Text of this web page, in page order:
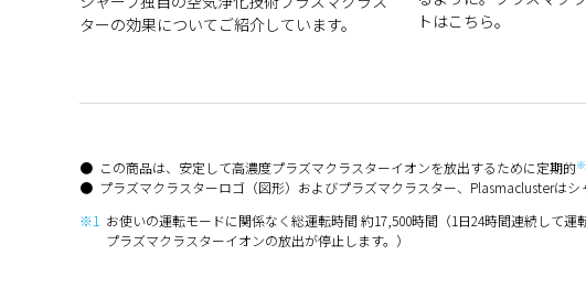
ターの効果についてご紹介しています。
トはこちら。
この商品は、安定して高濃度プラズマクラスターイオンを放出するために定期的
プラズマクラスターロゴ（図形）およびプラズマクラスター、Plasmaclusterはシ
※1 お使いの運転モードに関係なく総運転時間 約17,500時間（1日24時間連続して
プラズマクラスターイオンの放出が停止します。）